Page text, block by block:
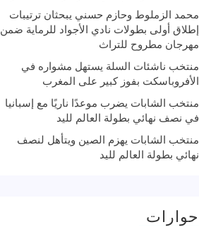
محمد الزملوط وحازم حسني يبحثان ترتيبات
إطلاق أولى بطولات نادي الأجواد للرماية ضمن
مهرجان مطروح للتراث
منتخب ناشئات السلة يستهل مشواره في
الأفروباسكت بفوز كبير على المغرب
منتخب الشابات يضرب موعدًا ناريًا مع إسبانيا
في نصف نهائي بطولة العالم لليد
منتخب الشابات يهزم الصين ويتأهل لنصف
نهائي بطولة العالم لليد
حوارات